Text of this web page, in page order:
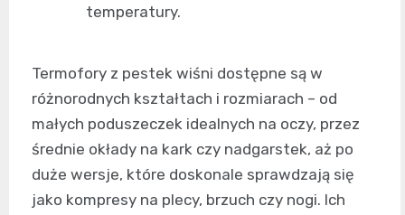
temperatury.
Termofory z pestek wiśni dostępne są w
różnorodnych kształtach i rozmiarach – od
małych poduszeczek idealnych na oczy, przez
średnie okłady na kark czy nadgarstek, aż po
duże wersje, które doskonale sprawdzają się
jako kompresy na plecy, brzuch czy nogi. Ich